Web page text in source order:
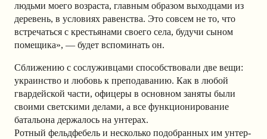
людьми моего возраста, главным образом выходцами из
деревень, в условиях равенства. Это совсем не то, что
встречаться с крестьянами своего села, будучи сыном
помещика», — будет вспоминать он.
Сближению с сослуживцами способствовали две вещи:
украинство и любовь к преподаванию. Как в любой
гвардейской части, офицеры в основном заняты были
своими светскими делами, а все функционирование
батальона держалось на унтерах.
Ротный фельдфебель и несколько подобранных им унтер-